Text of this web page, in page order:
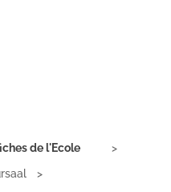
de l'Ecole